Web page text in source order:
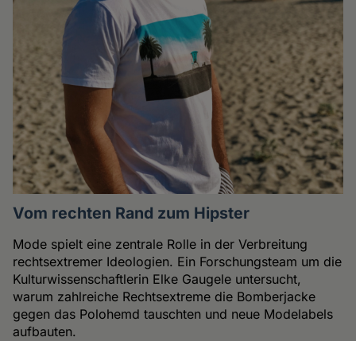
Vom rechten Rand zum Hipster
Mode spielt eine zentrale Rolle in der Verbreitung
rechtsextremer Ideologien. Ein Forschungsteam um die
Kulturwissenschaftlerin Elke Gaugele untersucht,
warum zahlreiche Rechtsextreme die Bomberjacke
gegen das Polohemd tauschten und neue Modelabels
aufbauten.